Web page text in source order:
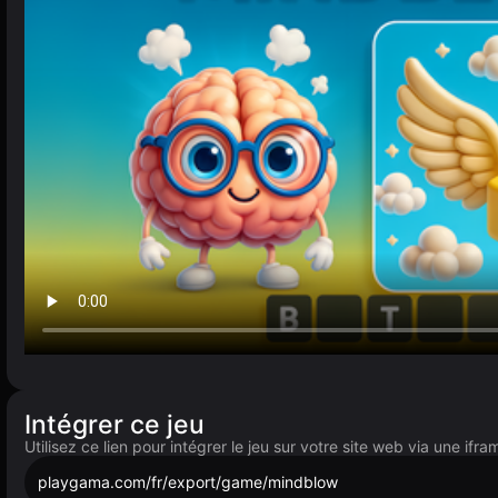
Intégrer ce jeu
Utilisez ce lien pour intégrer le jeu sur votre site web via une
playgama.com/fr/export/game/mindblow